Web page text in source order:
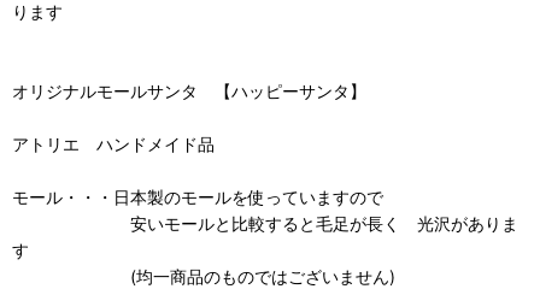
ります
オリジナルモールサンタ 【ハッピーサンタ】
アトリエ ハンドメイド品
モール・・・日本製のモールを使っていますので
安いモールと比較すると毛足が長く 光沢がありま
す
(均一商品のものではございません)